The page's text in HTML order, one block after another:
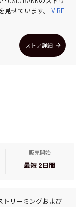
見せています。 VIBE
ストア詳細
販売開始
最短 2日間
トリーミングおよび